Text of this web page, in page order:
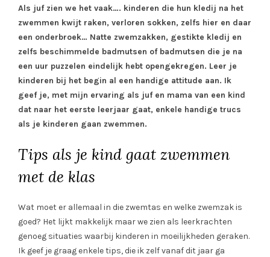
Als juf zien we het vaak…. kinderen die hun kledij na het
zwemmen kwijt raken, verloren sokken, zelfs hier en daar
een onderbroek… Natte zwemzakken, gestikte kledij en
zelfs beschimmelde badmutsen of badmutsen die je na
een uur puzzelen eindelijk hebt opengekregen. Leer je
kinderen bij het begin al een handige attitude aan. Ik
geef je, met mijn ervaring als juf en mama van een kind
dat naar het eerste leerjaar gaat, enkele handige trucs
als je kinderen gaan zwemmen.
Tips als je kind gaat zwemmen
met de klas
Wat moet er allemaal in die zwemtas en welke zwemzak is
goed? Het lijkt makkelijk maar we zien als leerkrachten
genoeg situaties waarbij kinderen in moeilijkheden geraken.
Ik geef je graag enkele tips, die ik zelf vanaf dit jaar ga